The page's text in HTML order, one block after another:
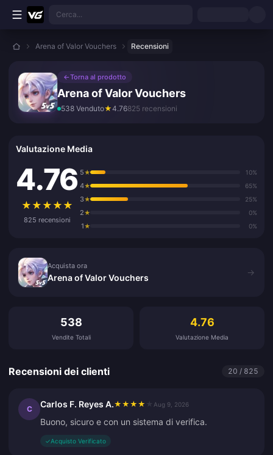
Vai al contenuto principale
Cerca...
Arena of Valor Vouchers Recensioni
←Torna al prodotto
Arena of Valor Vouchers
538 Venduto★4.76825 recensioni
Valutazione Media
4.76
★ ★ ★ ★ ★
825 recensioni
5★ 10%
4★ 65%
3★ 25%
2★ 0%
1★ 0%
Acquista ora
Arena of Valor Vouchers
→
538
Vendite Totali
4.76
Valutazione Media
Recensioni dei clienti 20 / 825
C Carlos F. Reyes A.★ ★ ★ ★ Aug 9, 2026
Buono, sicuro e con un sistema di verifica.
✓Acquisto Verificato